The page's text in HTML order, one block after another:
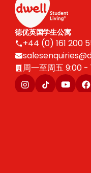
德优英国学生公寓
+44 (0) 161 200
周一至周五 9:00 -